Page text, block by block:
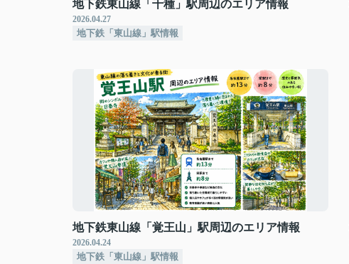
地下鉄東山線「千種」駅周辺のエリア情報
2026.04.27
地下鉄「東山線」駅情報
地下鉄東山線「覚王山」駅周辺のエリア情報
2026.04.24
地下鉄「東山線」駅情報